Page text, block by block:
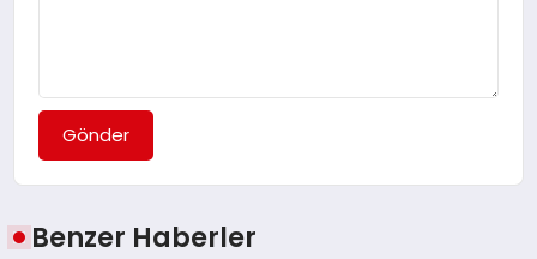
Gönder
Benzer Haberler